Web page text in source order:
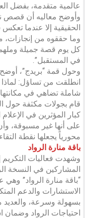
عالمية متقدمة، بفضل
وأوضح معاليه أن قصص
الحقيقية إلا عندما
وما حققوه من إنجازات،
كل يوم قصة جميلة
في المستقبل”.
وحول قمة “بريدج”، أوضح
انطلقت من تساؤل: لماذا
شاملة تضاهي في
قام بجولات مكثفة حول
كبار المؤثرين في
على أنها غير مسبوقة،
محورياً يجعلها نقطة
باقة منارة الرواد
وشهدت فعاليات
المشاركين في النسخة
“باقة منارة الرواد”
الاستشارات والدعم
بسهولة وسرعة،
احتياجات الرواد وضمان